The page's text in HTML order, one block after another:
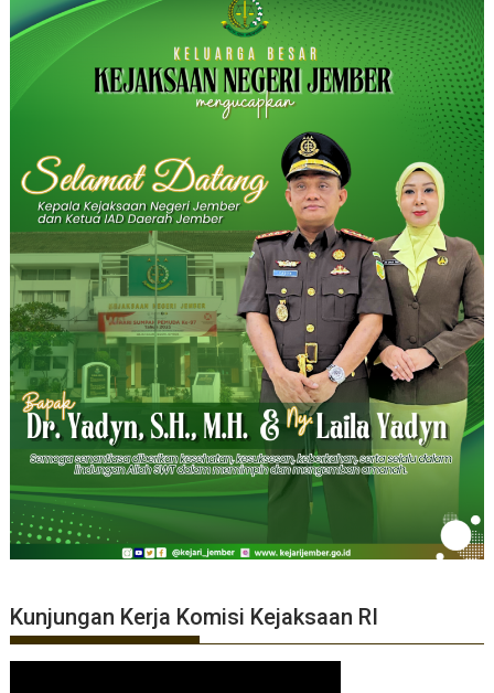
Kunjungan Kerja Komisi Kejaksaan RI